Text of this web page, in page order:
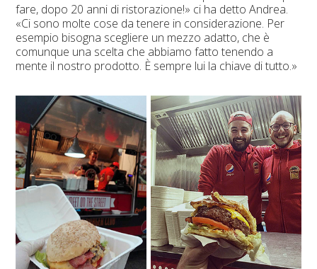
fare, dopo 20 anni di ristorazione!» ci ha detto Andrea.
«Ci sono molte cose da tenere in considerazione. Per
esempio bisogna scegliere un mezzo adatto, che è
comunque una scelta che abbiamo fatto tenendo a
mente il nostro prodotto. È sempre lui la chiave di tutto.»